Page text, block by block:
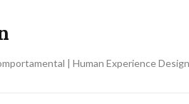
| Human Experience Design